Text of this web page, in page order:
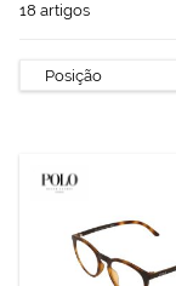
18 artigos